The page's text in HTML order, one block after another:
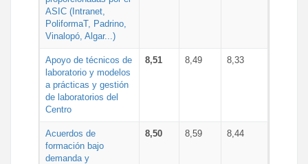
ASIC (Intranet,
PoliformaT, Padrino,
Vinalopó, Algar...)
Apoyo de técnicos de
laboratorio y modelos
a prácticas y gestión
de laboratorios del
Centro
8,51 8,49 8,33
Acuerdos de
formación bajo
demanda y
8,50 8,59 8,44